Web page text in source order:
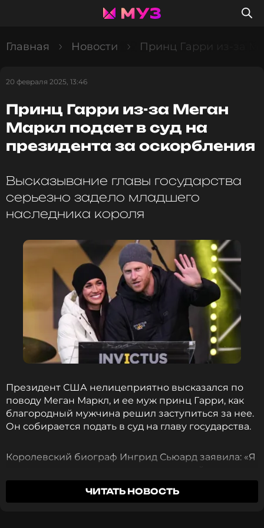
Главная Новости Принц Гарри из-за
20 февраля 2025, 13:46
Принц Гарри из-за Меган
Маркл подает в суд на
президента за оскорбления
Высказывание главы государства
серьезно задело младшего
наследника короля
Президент США нелицеприятно высказался по
поводу Меган Маркл, и ее муж принц Гарри, как
благородный мужчина решил заступиться за нее.
Он собирается подать в суд на главу государства.
Королевский биограф Ингрид Сьюард заявила: «Я
ухмылялись и соглашались с Дональдом Трампом.
Это было невероятно обидно, ужасно. Я знаю, что
ЧИТАТЬ НОВОСТЬ